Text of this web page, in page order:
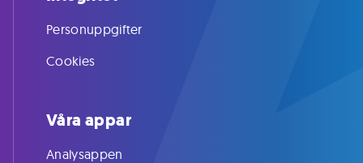
Personuppgifter
Cookies
Våra appar
Analysappen